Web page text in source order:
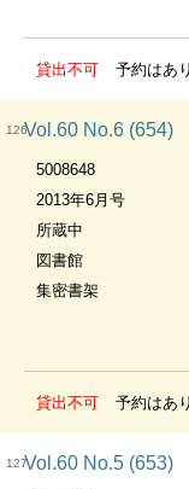
貸出不可 予約はあ
126Vol.60 No.6 (654)
5008648
2013年6月号
所蔵中
図書館
集密書架
貸出不可 予約はあ
127Vol.60 No.5 (653)